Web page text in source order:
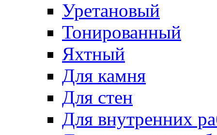
Уретановый
Тонированный
Яхтный
Для камня
Для стен
Для внутренних